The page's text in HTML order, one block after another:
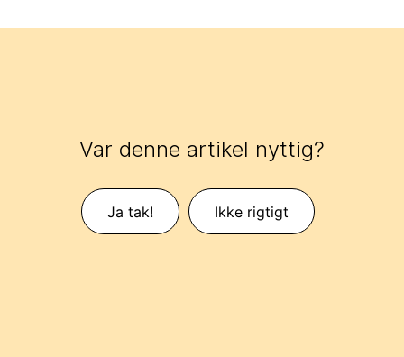
Var denne artikel nyttig?
Ja tak! Ikke rigtigt